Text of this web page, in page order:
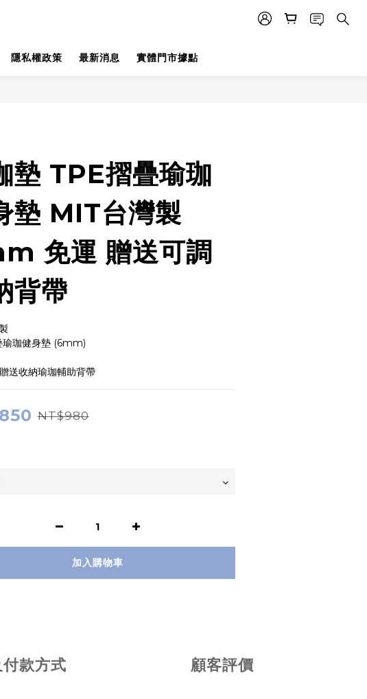
隱私權政策 最新消息 實體門市據點
墊 TPE摺疊瑜珈
墊 MIT台灣製
免運 贈送可調
背帶
瑜珈健身墊 (6mm)
送收納瑜珈輔助背帶
NT$980
加入購物車
款方式 顧客評價